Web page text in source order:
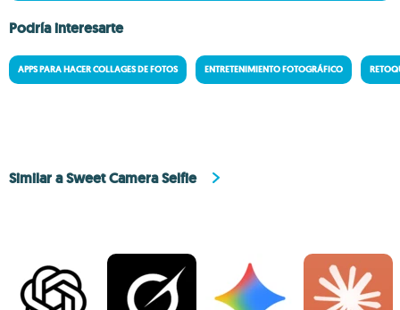
Podría interesarte
APPS PARA HACER COLLAGES DE FOTOS ENTRETENIMIENTO FOTOGRÁFICO
Similar a Sweet Camera Selfie